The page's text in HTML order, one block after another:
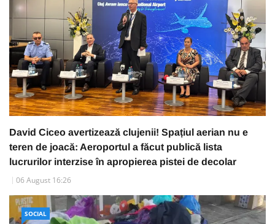
David Ciceo avertizează clujenii! Spațiul aerian nu e
teren de joacă: Aeroportul a făcut publică lista
lucrurilor interzise în apropierea pistei de decolar
06 August 16:26
SOCIAL